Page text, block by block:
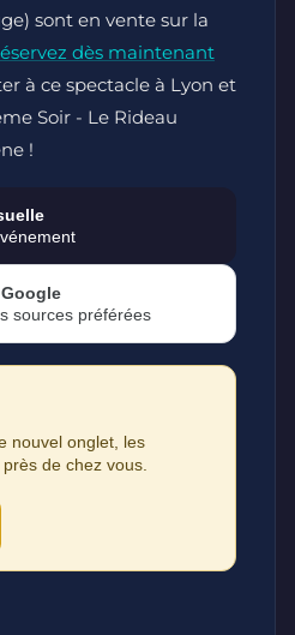
sont en vente sur la
dès maintenant
à ce spectacle à Lyon et
Soir - Le Rideau
!
sources préférées
nouvel onglet, les
de chez vous.